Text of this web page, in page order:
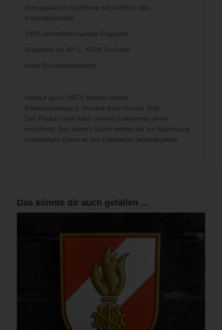
Atmungsaktive Sporthose mit Aufdruck des
Korpsabzeichens
100% schnelltrocknendes Polyester
Waschbar bis 40° C, KEIN Trockner!
keine Einsatzbekleidung!
Verkauf durch ÖBFV Medien GmbH
Konfektionierung & Versand durch Austria Shirt
Das Produkt wird durch unseren Lieferanten direkt
verschickt. Aus diesem Grund werden die zur Abwicklung
notwendigen Daten an den Lieferanten weitergegeben.
Das könnte dir auch gefallen …